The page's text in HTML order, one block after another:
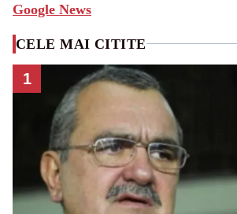
Google News
CELE MAI CITITE
1